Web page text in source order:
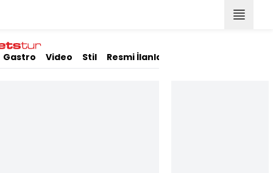
Gastro Video Stil Resmi İlanlar